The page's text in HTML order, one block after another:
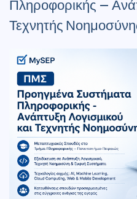
Πληροφορικής –
Τεχνητής